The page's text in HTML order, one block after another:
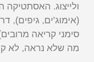
ולייצוג.
(אימוג'ים, גיפים),
סימני קריאה
מה שלא נראה, לא